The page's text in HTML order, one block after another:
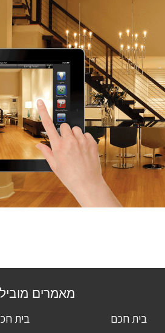
מאמרים
בית חכם בית